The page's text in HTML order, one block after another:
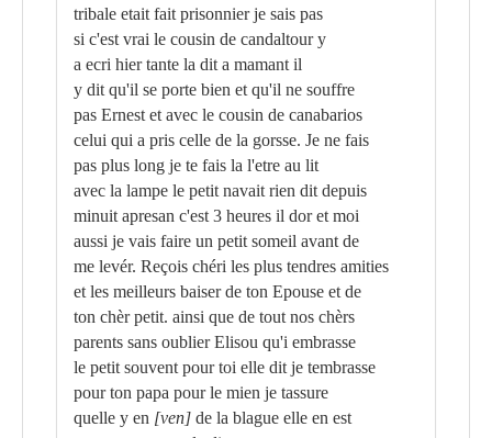
tribale etait fait prisonnier je sais pas
si c'est vrai le cousin de candaltour y
a ecri hier tante la dit a mamant il
y dit qu'il se porte bien et qu'il ne souffre
pas Ernest et avec le cousin de canabarios
celui qui a pris celle de la gorsse. Je ne fais
pas plus long je te fais la l'etre au lit
avec la lampe le petit navait rien dit depuis
minuit apresan c'est 3 heures il dor et moi
aussi je vais faire un petit someil avant de
me levér. Reçois chéri les plus tendres amities
et les meilleurs baiser de ton Epouse et de
ton chèr petit. ainsi que de tout nos chèrs
parents sans oublier Elisou qu'i embrasse
le petit souvent pour toi elle dit je tembrasse
pour ton papa pour le mien je tassure
quelle y en [ven] de la blague elle en est